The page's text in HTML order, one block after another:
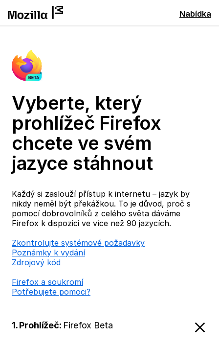
Nabídka
Vyberte, který
prohlížeč Firefox
chcete ve svém
jazyce stáhnout
Každý si zaslouží přístup k internetu – jazyk by
nikdy neměl být překážkou. To je důvod, proč s
pomocí dobrovolníků z celého světa dáváme
Firefox k dispozici ve více než 90 jazycích.
Zkontrolujte systémové požadavky
Poznámky k vydání
Zdrojový kód
Firefox a soukromí
Potřebujete pomoci?
1. Prohlížeč: Firefox Beta